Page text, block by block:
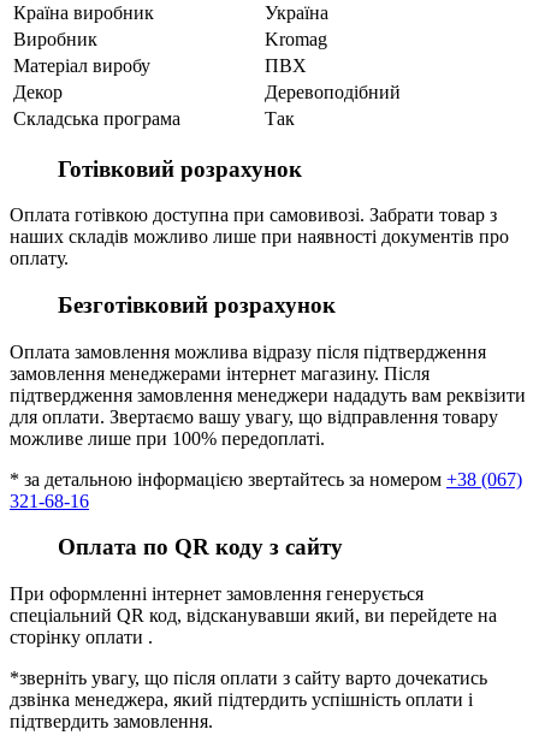
Країна виробник
Україна
Виробник
Kromag
Матеріал виробу
ПВХ
Декор
Деревоподібний
Складська програма
Так
Готівковий розрахунок
Оплата готівкою доступна при самовивозі. Забрати товар з
наших складів можливо лише при наявності документів про
оплату.
Безготівковий розрахунок
Оплата замовлення можлива відразу після підтвердження
замовлення менеджерами інтернет магазину. Після
підтвердження замовлення менеджери нададуть вам реквізити
для оплати. Звертаємо вашу увагу, що відправлення товару
можливе лише при 100% передоплаті.
* за детальною інформацією звертайтесь за номером +38 (067)
321-68-16
Оплата по QR коду з сайту
При оформленні інтернет замовлення генерується
спеціальний QR код, відсканувавши який, ви перейдете на
сторінку оплати .
*зверніть увагу, що після оплати з сайту варто дочекатись
дзвінка менеджера, який підтердить успішність оплати і
підтвердить замовлення.